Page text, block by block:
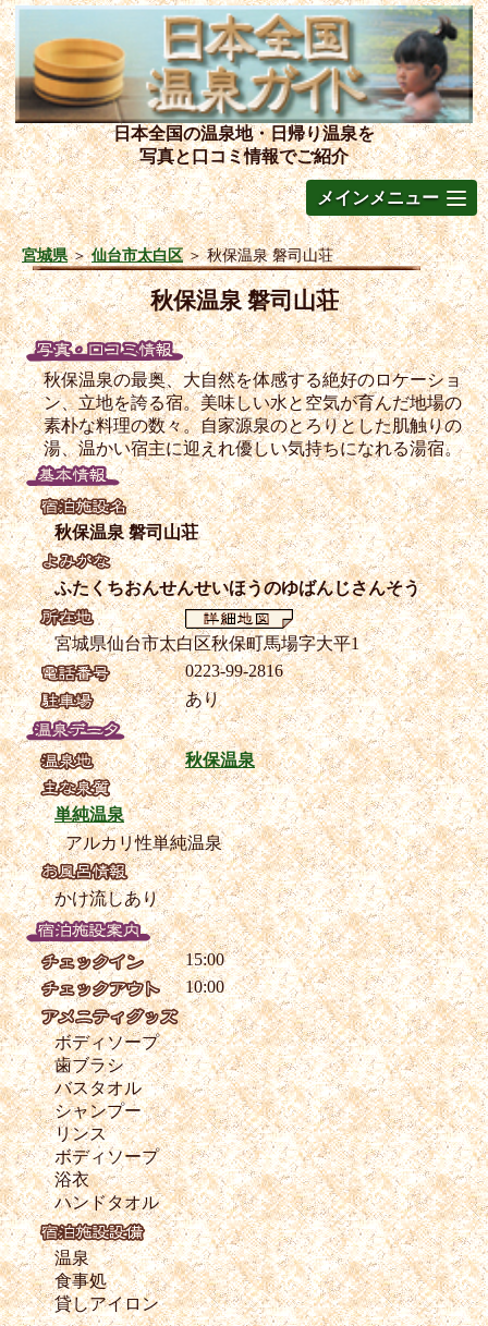
日本全国の温泉地・日帰り温泉を
写真と口コミ情報でご紹介
メインメニュー
宮城県＞仙台市太白区＞秋保温泉 磐司山荘
秋保温泉 磐司山荘
秋保温泉の最奥、大自然を体感する絶好のロケーショ
ン、立地を誇る宿。美味しい水と空気が育んだ地場の
素朴な料理の数々。自家源泉のとろりとした肌触りの
湯、温かい宿主に迎えれ優しい気持ちになれる湯宿。
秋保温泉 磐司山荘
ふたくちおんせんせいほうのゆばんじさんそう
宮城県仙台市太白区秋保町馬場字大平1
0223-99-2816
あり
秋保温泉
単純温泉
アルカリ性単純温泉
かけ流しあり
15:00
10:00
ボディソープ
歯ブラシ
バスタオル
シャンプー
リンス
ボディソープ
浴衣
ハンドタオル
温泉
食事処
貸しアイロン